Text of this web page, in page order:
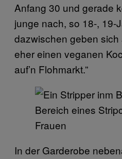
Anfang 30 und gerade
junge nach, so 18-, 19-
dazwischen geben
eher einen veganen
auf’n Flohmarkt.”
In der Garderobe